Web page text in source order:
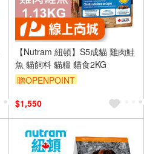
【Nutram 紐頓】S5成貓 雞肉鮭
魚 貓飼料 貓糧 貓食2KG
贈OPENPOINT
$1,550